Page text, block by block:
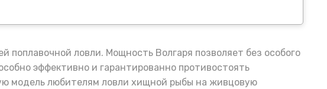
ловли. Мощность Волгаря позволяет без особого
эффективно и гарантированно противостоять
модель любителям ловли хищной рыбы на живцовую